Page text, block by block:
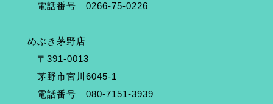
電話番号 0266-75-0226
めぶき茅野店
〒391-0013
茅野市宮川6045-1
電話番号 080-7151-3939